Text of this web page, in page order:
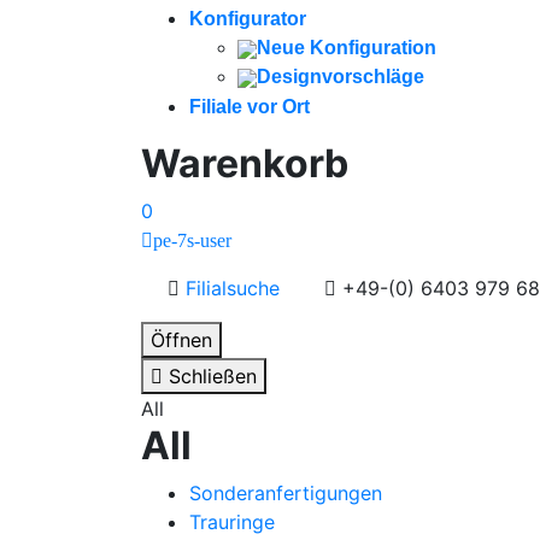
Konfigurator
Neue Konfiguration
Designvorschläge
Filiale vor Ort
Warenkorb
0
pe-7s-user
Filialsuche +49-(0) 6403 979
Öffnen
Schließen
All
All
Sonderanfertigungen
Trauringe